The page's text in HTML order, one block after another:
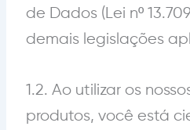
de Dados (Lei nº
demais legislações
1.2. Ao utilizar os
produtos, você está